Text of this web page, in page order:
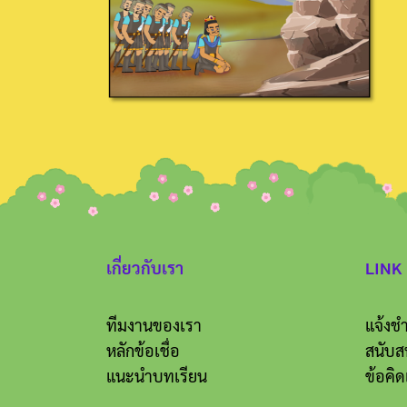
เกี่ยวกับเรา
ทีมงานของเรา
หลักข้อเชื่อ
แนะนำบทเรียน
LINK
แจ้งช
สนับส
ข้อคิด